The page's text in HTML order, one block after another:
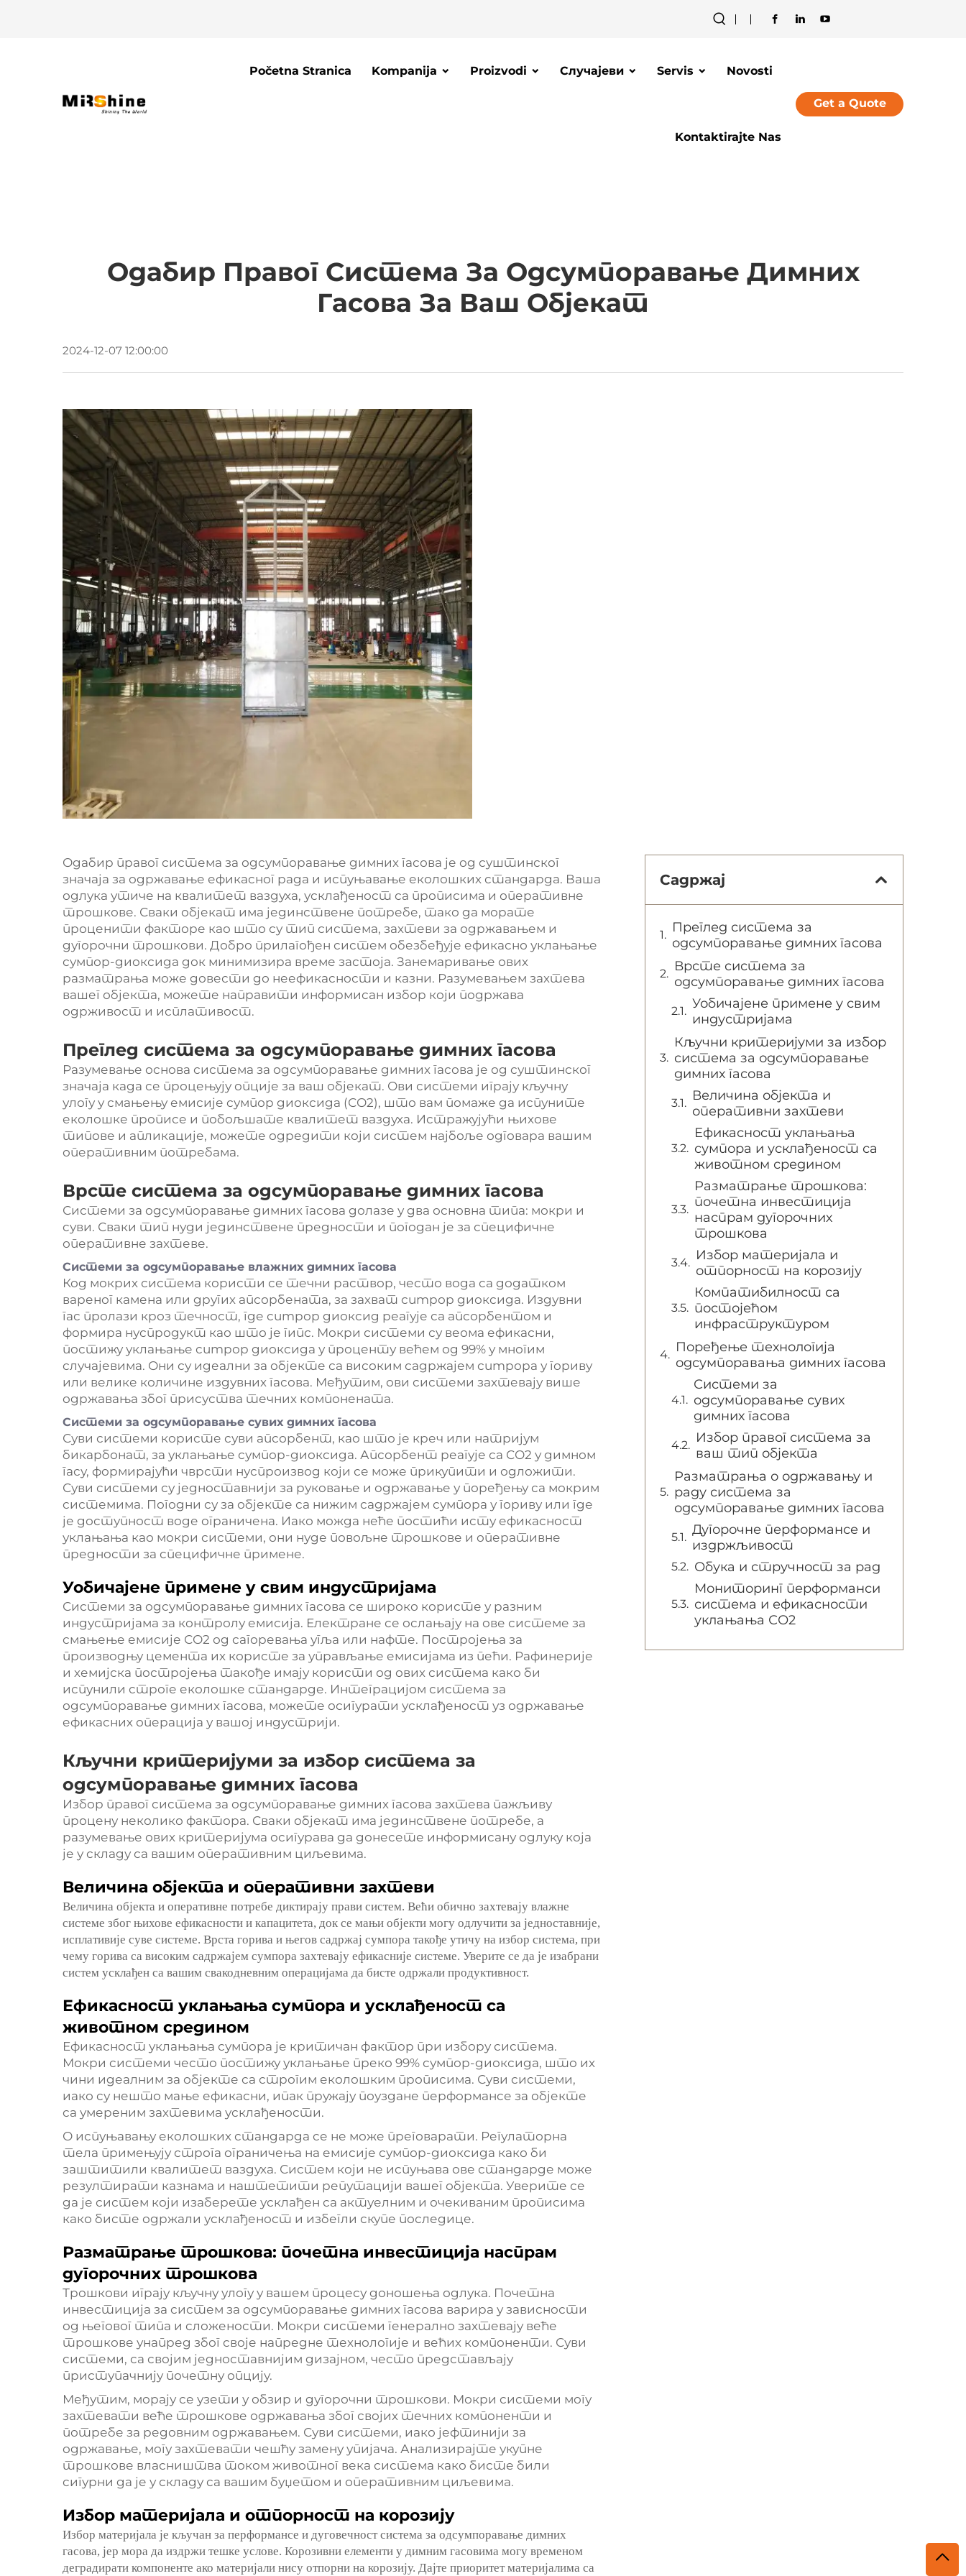
Početna Stranica Kompanija Proizvodi Случајеви Servis Novosti
Kontaktirajte Nas
Get a Quote
Одабир Правог Система За Одсумпоравање Димних
Гасова За Ваш Објекат
2024-12-07 12:00:00
Одабир правог система за одсумпоравање димних гасова је од суштинског
значаја за одржавање ефикасног рада и испуњавање еколошких стандарда. Ваша
одлука утиче на квалитет ваздуха, усклађеност са прописима и оперативне
трошкове. Сваки објекат има јединствене потребе, тако да морате
проценити факторе као што су тип система, захтеви за одржавањем и
дугорочни трошкови. Добро прилагођен систем обезбеђује ефикасно уклањање
сумпор-диоксида док минимизира време застоја. Занемаривање ових
разматрања може довести до неефикасности и казни. Разумевањем захтева
вашег објекта, можете направити информисан избор који подржава
одрживост и исплативост.
Преглед система за одсумпоравање димних гасова
Разумевање основа система за одсумпоравање димних гасова је од суштинског
значаја када се процењују опције за ваш објекат. Ови системи играју кључну
улогу у смањењу емисије сумпор диоксида (СО2), што вам помаже да испуните
еколошке прописе и побољшате квалитет ваздуха. Истражујући њихове
типове и апликације, можете одредити који систем најбоље одговара вашим
оперативним потребама.
Врсте система за одсумпоравање димних гасова
Системи за одсумпоравање димних гасова долазе у два основна типа: мокри и
суви. Сваки тип нуди јединствене предности и погодан је за специфичне
оперативне захтеве.
Системи за одсумпоравање влажних димних гасова
Код мокрих система користи се течни раствор, често вода са додатком
вареног камена или других апсорбената, за захват сumpор диоксида. Издувни
гас пролази кроз течност, где сumpор диоксид реагује са апсорбентом и
формира нуспродукт као што је гипс. Мокри системи су веома ефикасни,
постижу уклањање сumpор диоксида у проценту већем од 99% у многим
случајевима. Они су идеални за објекте са високим садржајем сumpора у гориву
или велике количине издувних гасова. Међутим, ови системи захтевају више
одржавања због присуства течних компонената.
Системи за одсумпоравање сувих димних гасова
Суви системи користе суви апсорбент, као што је креч или натријум
бикарбонат, за уклањање сумпор-диоксида. Апсорбент реагује са СО2 у димном
гасу, формирајући чврсти нуспроизвод који се може прикупити и одложити.
Суви системи су једноставнији за руковање и одржавање у поређењу са мокрим
системима. Погодни су за објекте са нижим садржајем сумпора у гориву или где
је доступност воде ограничена. Иако можда неће постићи исту ефикасност
уклањања као мокри системи, они нуде повољне трошкове и оперативне
предности за специфичне примене.
Уобичајене примене у свим индустријама
Системи за одсумпоравање димних гасова се широко користе у разним
индустријама за контролу емисија. Електране се ослањају на ове системе за
смањење емисије СО2 од сагоревања угља или нафте. Постројења за
производњу цемента их користе за управљање емисијама из пећи. Рафинерије
и хемијска постројења такође имају користи од ових система како би
испунили строге еколошке стандарде. Интеграцијом система за
одсумпоравање димних гасова, можете осигурати усклађеност уз одржавање
ефикасних операција у вашој индустрији.
Кључни критеријуми за избор система за
одсумпоравање димних гасова
Избор правог система за одсумпоравање димних гасова захтева пажљиву
процену неколико фактора. Сваки објекат има јединствене потребе, а
разумевање ових критеријума осигурава да донесете информисану одлуку која
је у складу са вашим оперативним циљевима.
Величина објекта и оперативни захтеви
Величина објекта и оперативне потребе диктирају прави систем. Већи обично захтевају влажне
системе због њихове ефикасности и капацитета, док се мањи објекти могу одлучити за једноставније,
исплативије суве системе. Врста горива и његов садржај сумпора такође утичу на избор система, при
чему горива са високим садржајем сумпора захтевају ефикасније системе. Уверите се да је изабрани
систем усклађен са вашим свакодневним операцијама да бисте одржали продуктивност.
Ефикасност уклањања сумпора и усклађеност са
животном средином
Ефикасност уклањања сумпора је критичан фактор при избору система.
Мокри системи често постижу уклањање преко 99% сумпор-диоксида, што их
чини идеалним за објекте са строгим еколошким прописима. Суви системи,
иако су нешто мање ефикасни, ипак пружају поуздане перформансе за објекте
са умереним захтевима усклађености.
О испуњавању еколошких стандарда се не може преговарати. Регулаторна
тела примењују строга ограничења на емисије сумпор-диоксида како би
заштитили квалитет ваздуха. Систем који не испуњава ове стандарде може
резултирати казнама и наштетити репутацији вашег објекта. Уверите се
да је систем који изаберете усклађен са актуелним и очекиваним прописима
како бисте одржали усклађеност и избегли скупе последице.
Разматрање трошкова: почетна инвестиција наспрам
дугорочних трошкова
Трошкови играју кључну улогу у вашем процесу доношења одлука. Почетна
инвестиција за систем за одсумпоравање димних гасова варира у зависности
од његовог типа и сложености. Мокри системи генерално захтевају веће
трошкове унапред због своје напредне технологије и већих компоненти. Суви
системи, са својим једноставнијим дизајном, често представљају
приступачнију почетну опцију.
Међутим, морају се узети у обзир и дугорочни трошкови. Мокри системи могу
захтевати веће трошкове одржавања због својих течних компоненти и
потребе за редовним одржавањем. Суви системи, иако јефтинији за
одржавање, могу захтевати чешћу замену упијача. Анализирајте укупне
трошкове власништва током животног века система како бисте били
сигурни да је у складу са вашим буџетом и оперативним циљевима.
Избор материјала и отпорност на корозију
Избор материјала је кључан за перформансе и дуговечност система за одсумпоравање димних
гасова, јер мора да издржи тешке услове. Корозивни елементи у димним гасовима могу временом
деградирати компоненте ако материјали нису отпорни на корозију. Дајте приоритет материјалима са
Садржај
Преглед система за
одсумпоравање димних гасова
Врсте система за
одсумпоравање димних гасова
Уобичајене примене у свим
индустријама
Кључни критеријуми за избор
система за одсумпоравање
димних гасова
Величина објекта и
оперативни захтеви
Ефикасност уклањања
сумпора и усклађеност са
животном средином
Разматрање трошкова:
почетна инвестиција
наспрам дугорочних
трошкова
Избор материјала и
отпорност на корозију
Компатибилност са
постојећом
инфраструктуром
Поређење технологија
одсумпоравања димних гасова
Системи за
одсумпоравање сувих
димних гасова
Избор правог система за
ваш тип објекта
Разматрања о одржавању и
раду система за
одсумпоравање димних гасова
Дугорочне перформансе и
издржљивост
Обука и стручност за рад
Мониторинг перформанси
система и ефикасности
уклањања СО2